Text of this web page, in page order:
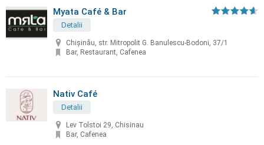
Myata Café & Bar
Detalii
Chișinău, str. Mitropolit G. Banulescu-Bodoni, 37/1
Bar, Restaurant, Cafenea
Nativ Café
Detalii
Lev Tolstoi 29, Chisinau
Bar, Cafenea